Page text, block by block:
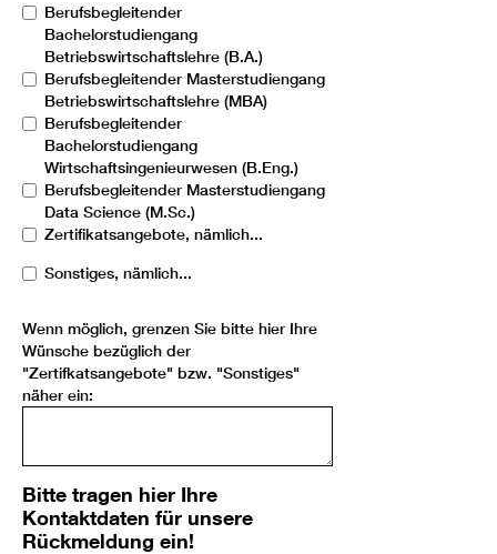
Berufsbegleitender
Bachelorstudiengang
Betriebswirtschaftslehre (B.A.)
Berufsbegleitender Masterstudiengang
Betriebswirtschaftslehre (MBA)
Berufsbegleitender
Bachelorstudiengang
Wirtschaftsingenieurwesen (B.Eng.)
Berufsbegleitender Masterstudiengang
Data Science (M.Sc.)
Zertifikatsangebote, nämlich...
Sonstiges, nämlich...
Wenn möglich, grenzen Sie bitte hier Ihre
Wünsche bezüglich der
"Zertifkatsangebote" bzw. "Sonstiges"
näher ein:
Bitte tragen hier Ihre
Kontaktdaten für unsere
Rückmeldung ein!